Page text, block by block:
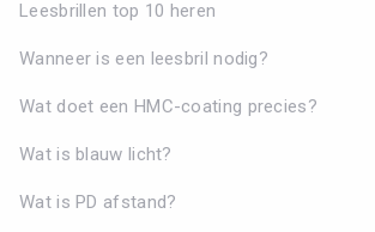
Leesbrillen top 10 heren
Wanneer is een leesbril nodig?
Wat doet een HMC-coating precies?
Wat is blauw licht?
Wat is PD afstand?